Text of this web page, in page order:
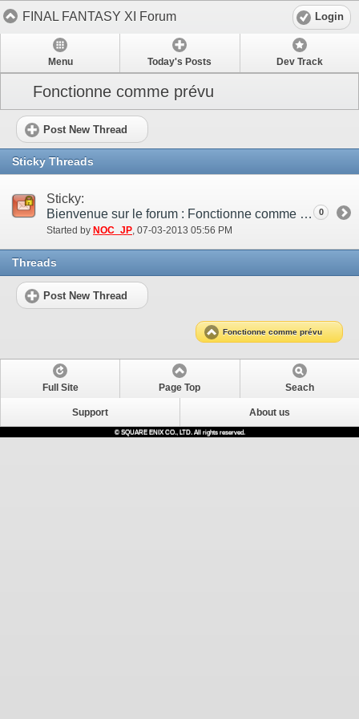
FINAL FANTASY XI Forum Login
Menu Today's Posts Dev Track
Fonctionne comme prévu
Post New Thread
Sticky Threads
Sticky:
Bienvenue sur le forum : Fonctionne comme prévu !
Started by NOC_JP‎, 07-03-2013 05:56 PM
0
Threads
Post New Thread
Fonctionne comme prévu
Full Site Page Top Seach
Support About us
© SQUARE ENIX CO., LTD. All rights reserved.